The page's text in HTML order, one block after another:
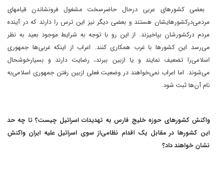
بعضی کشورهای عربی درحال حاضرسخت مشغول فرونشاندن قیامهای
مردمی‌درکشورهایشان هستند و بعضی دیگر نیز این ترس را دارند که در آینده
مردم درکشورشان بپاخیزند. از این رو با توجه به شرایط موجود بعید به نظر
می‌رسد این کشورها با غرب همکاری کنند. اعراب از اینکه غربی‌ها جمهوری
اسلامی‌را تضعیف نمایند و یا ازبین ببرند، رضایت دارند و بسیارخوشحال
می‌شوند. اما اعراب نمی‌خواهند در وضعیت فعلی ازبین رفتن جمهوری اسلامی‌به
نام آن‌ها ثبت شود.
واکنش کشورهای حوزه خلیج فارس به تهدیدات اسرائیل چیست؟‌ تا چه حد
این کشورها در مقابل یک اقدام نظامی‌از سوی اسرائیل علیه ایران واکنش
نشان خواهند داد؟